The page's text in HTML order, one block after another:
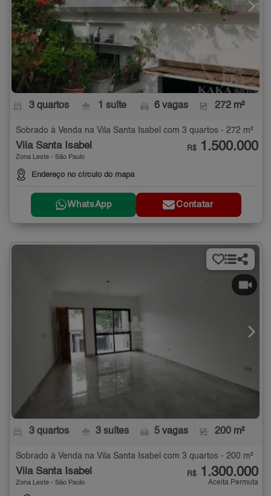
3 quartos 1 suíte 6 vagas 272 m²
Sobrado à Venda na Vila Santa Isabel com 3 quartos - 272 m²
Vila Santa Isabel
Zona Leste - São Paulo
Endereço no círculo do mapa
R$ 1.500.000
WhatsApp Contatar
3 quartos 3 suítes 5 vagas 200 m²
Sobrado à Venda na Vila Santa Isabel com 3 quartos - 200 m²
Vila Santa Isabel
Zona Leste - São Paulo
R$ 1.300.000
Aceita Permuta